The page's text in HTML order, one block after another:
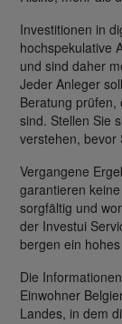
Investitionen in
hochspekulative
und sind daher
Jeder Anleger
Beratung prüfen,
sind. Stellen Sie
verstehen, bevor
Vergangene
garantieren
sorgfältig und
der Investui
bergen ein
Die
Einwohner
Landes, in dem